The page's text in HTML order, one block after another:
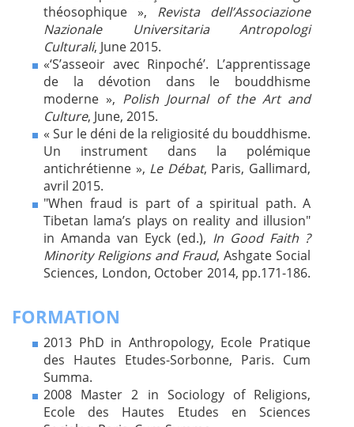
théosophique », Revista dell’Associazione
Nazionale Universitaria Antropologi
Culturali, June 2015.
«‘S’asseoir avec Rinpoché’. L’apprentissage
de la dévotion dans le bouddhisme
moderne », Polish Journal of the Art and
Culture, June, 2015.
« Sur le déni de la religiosité du bouddhisme.
Un instrument dans la polémique
antichrétienne », Le Débat, Paris, Gallimard,
avril 2015.
"When fraud is part of a spiritual path. A
Tibetan lama’s plays on reality and illusion"
in Amanda van Eyck (ed.), In Good Faith ?
Minority Religions and Fraud, Ashgate Social
Sciences, London, October 2014, pp.171-186.
FORMATION
2013 PhD in Anthropology, Ecole Pratique
des Hautes Etudes-Sorbonne, Paris. Cum
Summa.
2008 Master 2 in Sociology of Religions,
Ecole des Hautes Etudes en Sciences